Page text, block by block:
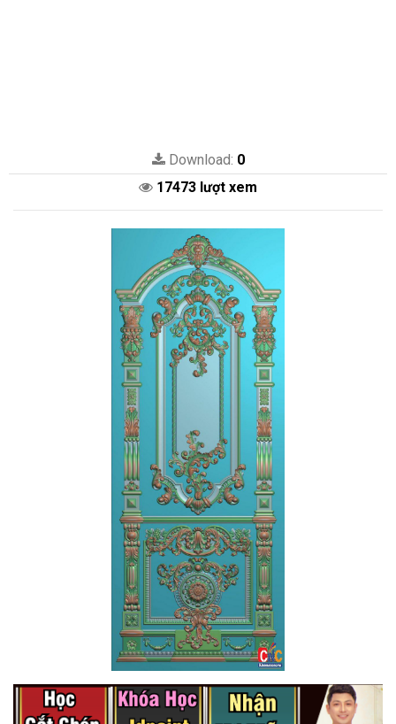
Download: 0
17473 lượt xem